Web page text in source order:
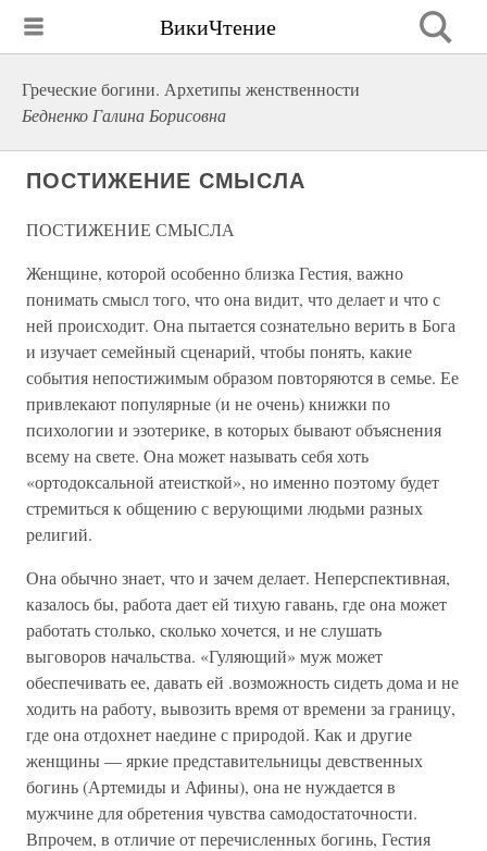
ВикиЧтение
Греческие богини. Архетипы женственности
Бедненко Галина Борисовна
ПОСТИЖЕНИЕ СМЫСЛА
ПОСТИЖЕНИЕ СМЫСЛА
Женщине, которой особенно близка Гестия, важно
понимать смысл того, что она видит, что делает и что с
ней происходит. Она пытается сознательно верить в Бога
и изучает семейный сценарий, чтобы понять, какие
события непостижимым образом повторяются в семье. Ее
привлекают популярные (и не очень) книжки по
психологии и эзотерике, в которых бывают объяснения
всему на свете. Она может называть себя хоть
«ортодоксальной атеисткой», но именно поэтому будет
стремиться к общению с верующими людьми разных
религий.
Она обычно знает, что и зачем делает. Неперспективная,
казалось бы, работа дает ей тихую гавань, где она может
работать столько, сколько хочется, и не слушать
выговоров начальства. «Гуляющий» муж может
обеспечивать ее, давать ей .возможность сидеть дома и не
ходить на работу, вывозить время от времени за границу,
где она отдохнет наедине с природой. Как и другие
женщины — яркие представительницы девственных
богинь (Артемиды и Афины), она не нуждается в
мужчине для обретения чувства самодостаточности.
Впрочем, в отличие от перечисленных богинь, Гестия